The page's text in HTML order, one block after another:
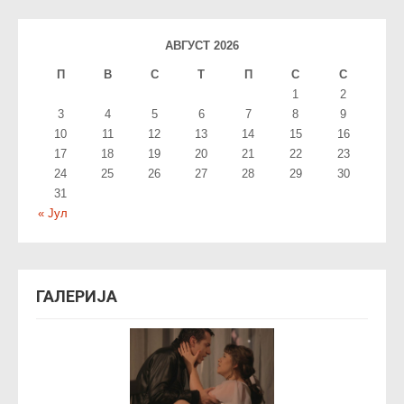
АВГУСТ 2026
П В С T П С С
« Јул
1
2
3
4 5 6 7 8
9
10
11 12 13 14 15
16
17
18 19 20 21 22
23
24
25 26 27 28 29
30
31
ГАЛЕРИЈА